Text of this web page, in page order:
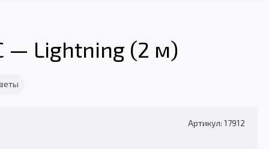
— Lightning (2 м)
Артикул: 17912